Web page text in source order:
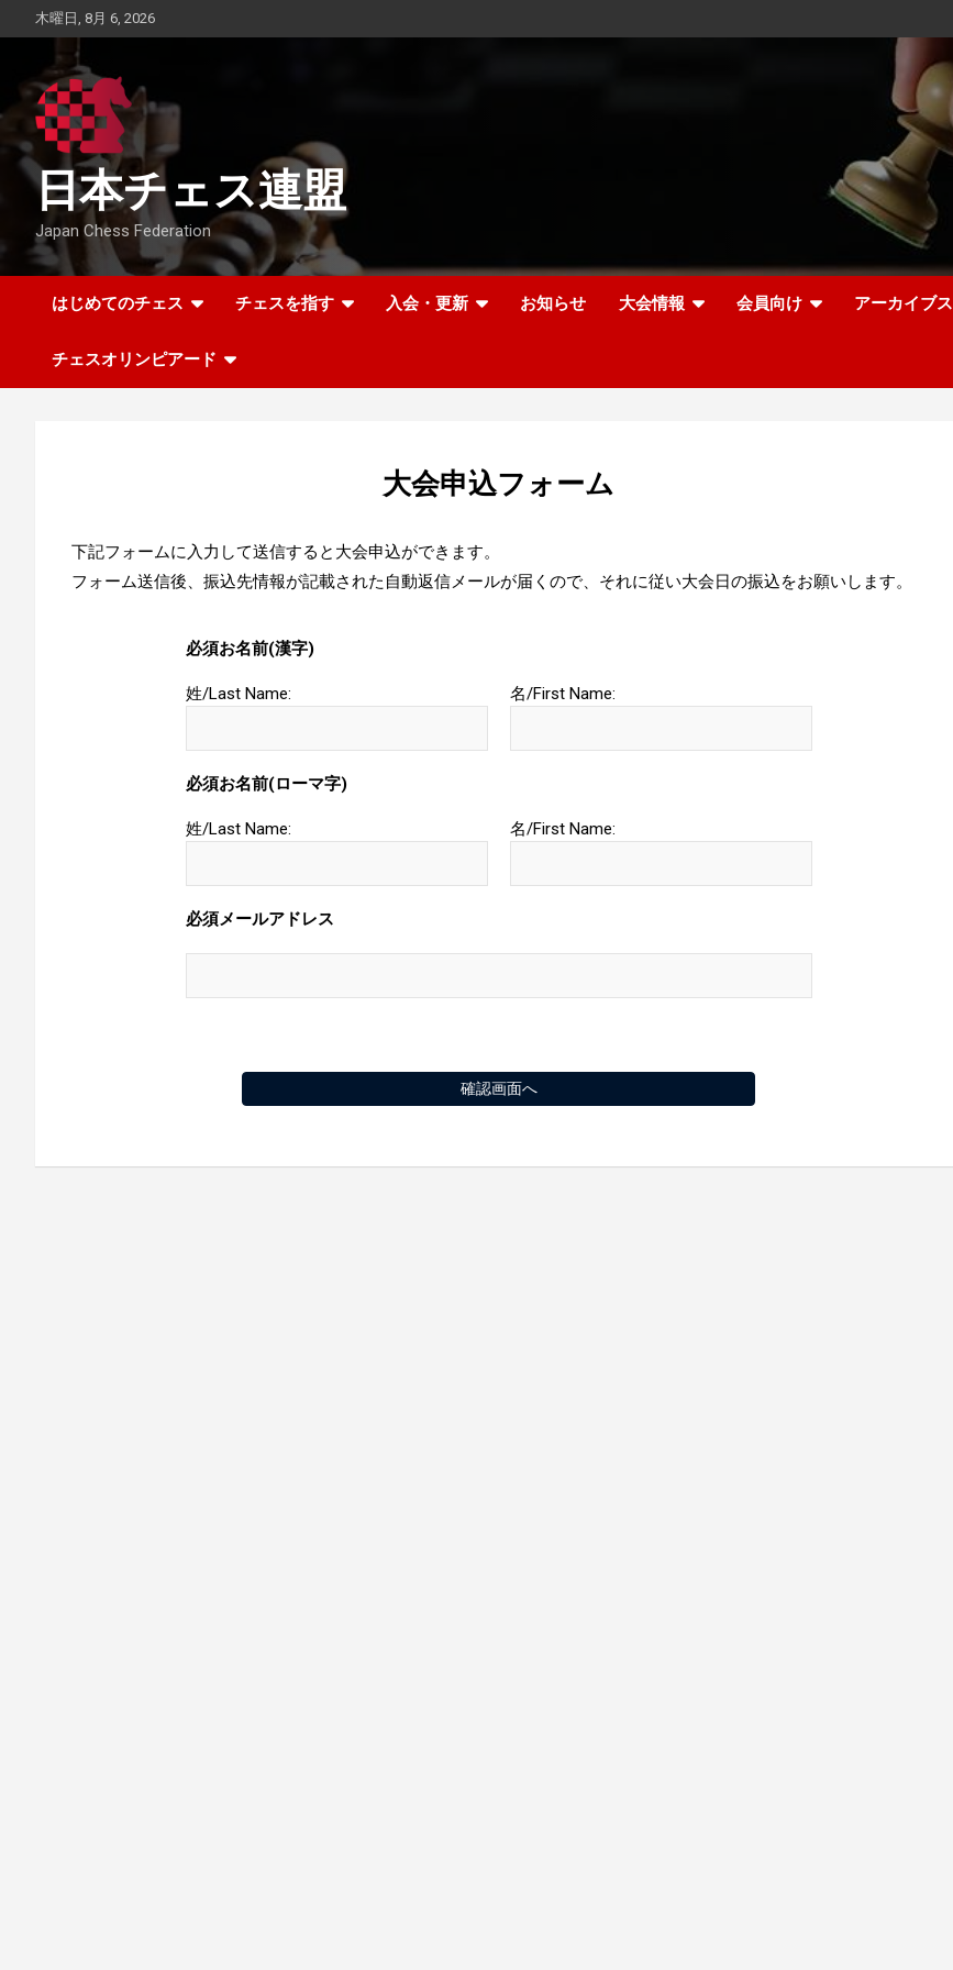
to
木曜日, 8月 6, 2026
日本チェス連盟
Japan Chess Federation
はじめてのチェス チェスを指す 入会・更新 お知らせ 大会情報 会員向け アーカイブス
チェスオリンピアード
大会申込フォーム
下記フォームに入力して送信すると大会申込ができます。
フォーム送信後、振込先情報が記載された自動返信メールが届くので、それに従い大会日の振込をお願いします。
必須お名前(漢字)
姓/Last Name: 名/First Name:
必須お名前(ローマ字)
姓/Last Name: 名/First Name:
必須メールアドレス